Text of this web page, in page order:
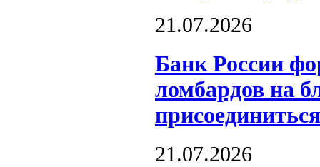
21.07.2026
Банк России
ломбардов на
21.07.2026